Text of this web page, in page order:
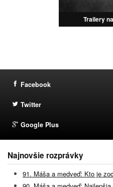
Trailery
Facebook
Twitter
Google Plus
Najnovšie rozprávky
91. Máša a medveď: Kto je